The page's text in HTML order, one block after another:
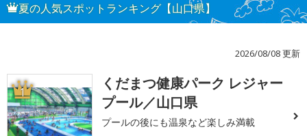
夏の人気スポットランキング【山口県】
2026/08/08 更新
1
くだまつ健康パーク レジャー
プール／山口県
プールの後にも温泉など楽しみ満載